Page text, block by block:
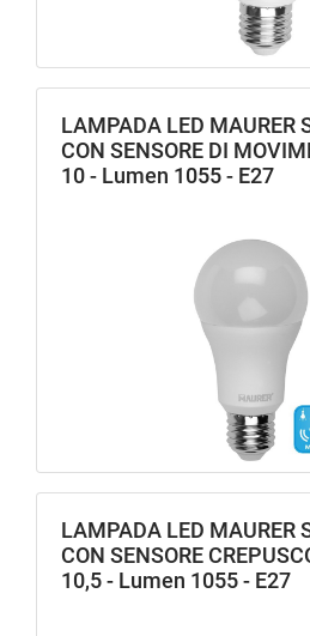
LAMPADA LED MAURER
CON SENSORE DI
10 - Lumen 1055 - E27
LAMPADA LED MAURER
CON SENSORE
10,5 - Lumen 1055 - E27